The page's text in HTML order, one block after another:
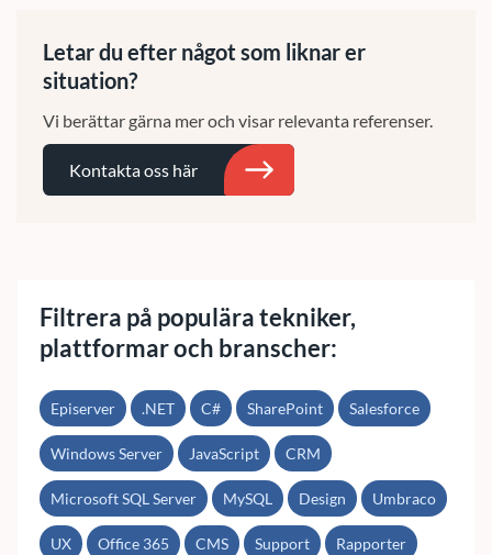
Letar du efter något som liknar er
situation?
Vi berättar gärna mer och visar relevanta referenser.
Kontakta oss här
Filtrera på populära tekniker,
plattformar och branscher:
Episerver .NET C# SharePoint Salesforce
Windows Server JavaScript CRM
Microsoft SQL Server MySQL Design Umbraco
UX Office 365 CMS Support Rapporter